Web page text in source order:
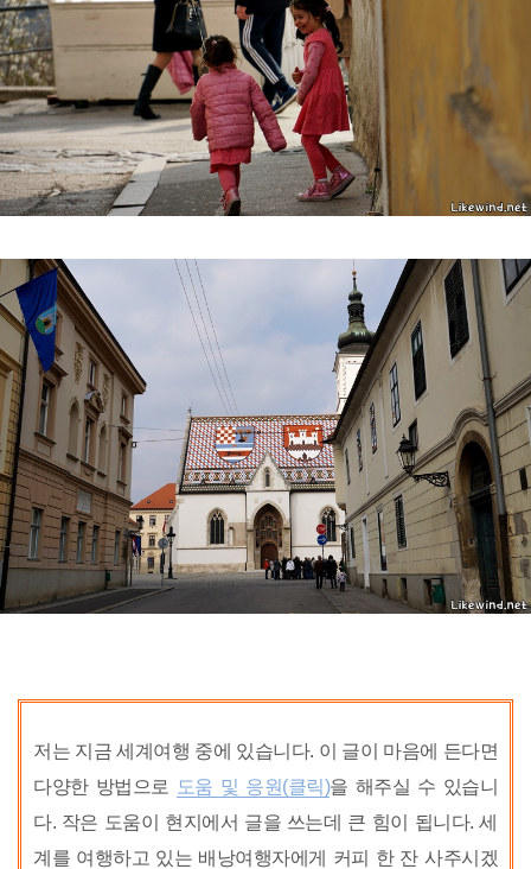
저는 지금 세계여행 중에 있습니다. 이 글이 마음에 든다면
다양한 방법으로
도움 및 응원(클릭)을 해주실 수 있습니
다. 작은 도움이 현지에서 글을 쓰는데 큰 힘이 됩니다. 세
계를 여행하고 있는 배낭여행자에게 커피 한 잔 사주시겠